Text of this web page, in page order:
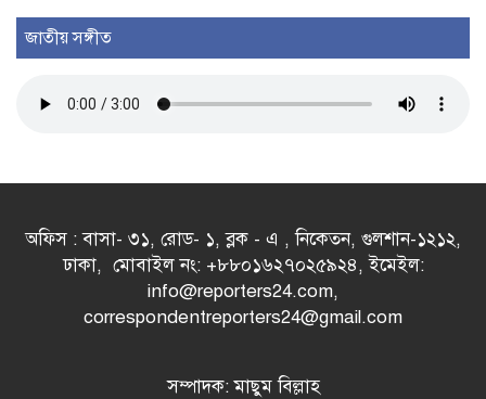
জাতীয় সঙ্গীত
অফিস : বাসা- ৩১, রোড- ১, ব্লক - এ , নিকেতন, গুলশান-১২১২,
ঢাকা, মোবাইল নং: +৮৮০১৬২৭০২৫৯২৪, ইমেইল:
info@reporters24.com,
correspondentreporters24@gmail.com
সম্পাদক: মাছুম বিল্লাহ